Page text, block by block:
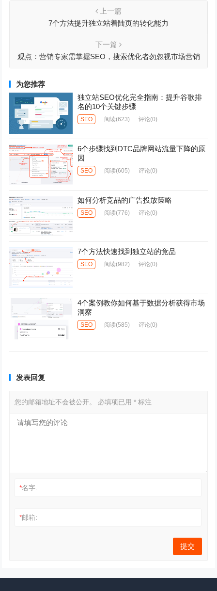
上一篇
7个方法提升独立站着陆页的转化能力
下一篇
观点：营销专家需掌握SEO，搜索优化者勿忽视市场营销
为您推荐
独立站SEO优化完全指南：提升谷歌排
名的10个关键步骤
SEO 阅读(623) 评论(0)
6个步骤找到DTC品牌网站流量下降的原
因
SEO 阅读(605) 评论(0)
如何分析竞品的广告投放策略
SEO 阅读(776) 评论(0)
7个方法快速找到独立站的竞品
SEO 阅读(982) 评论(0)
4个案例教你如何基于数据分析获得市场
洞察
SEO 阅读(585) 评论(0)
发表回复
您的邮箱地址不会被公开。 必填项已用* 标注
*名字:
*邮箱: